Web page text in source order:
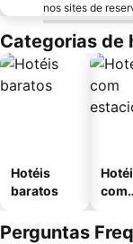
nos sites de
Categorias de
Hotéis
baratos
com
Perguntas